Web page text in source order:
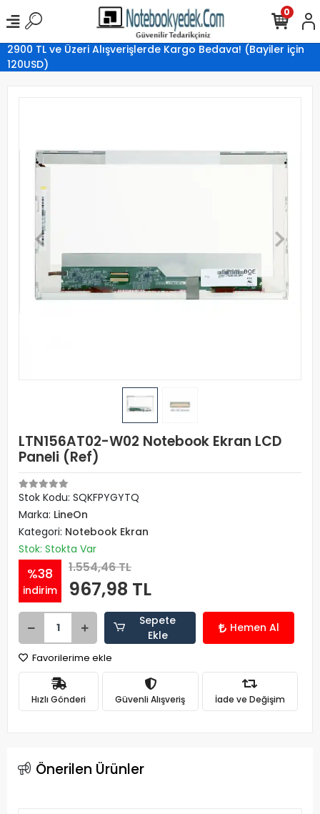
2900 TL ve Üzeri Alışverişlerde Kargo Bedava! (Bayiler için
120USD)
0
LTN156AT02-W02 Notebook Ekran LCD
Paneli (Ref)
Stok Kodu: SQKFPYGYTQ
Marka: LineOn
Kategori: Notebook Ekran
Stok: Stokta Var
%38
indirim
1.554,46 TL
967,98 TL
Sepete
Ekle
Hemen Al
Favorilerime ekle
Hızlı Gönderi Güvenli Alışveriş İade ve Değişim
Önerilen Ürünler